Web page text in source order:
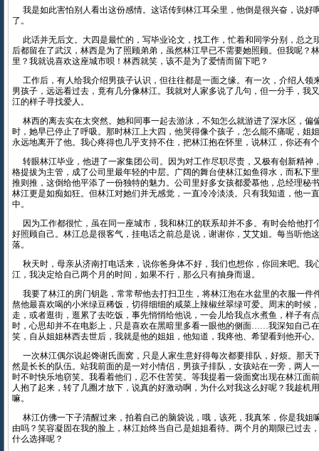
我是如此害怕别人看出这份感情。这话传到林江耳朵里，他倒是很兴奋，说好
了。
此话并无后文。大四是最忙的，写毕业论文，找工作，忙着和同学分别，总之
后都留在了武汉，林西是为了照顾弟弟，虽然林江早已不需要她照顾。但我呢？
里？我就说喜欢这座城市呗！林西就笑，该不是为了爱情而留下吧？
工作后，有人给我介绍男孩子认识，但往往都是一面之缘。有一次，介绍人领
男孩子，远远看过去，竟有几分像林江。我就对人家多说了几句，但一分手，我
江的样子寻找爱人。
林西的离去实在太突然。她和同事一起去游泳，不知怎么就游进了深水区，偏
时，她早已停止了呼吸。那时林江上大四，他哭得像个孩子，怎么能不痛呢，姐
永远地离开了他。我心疼得也几乎支持不住，把林江抱在怀里，说林江，你还有
转眼林江毕业，他进了一家集团公司。因为对工作尽职尽责，又极有创新精神
格提拔为主管，成了公司里最年轻的中层。广阔的舞台使林江如鱼得水，而私下
推则推，这倒给他平添了一份独特的魅力。公司里好多女孩都爱慕他，总经理秘
林江更是如痴如狂。但林江对她们并无感觉，一直冷冷淡淡。只有我知道，他一
中。
因为工作都很忙，虽在同一座城市，我和林江的联系却并不多。有时会给他打
好照顾自己。林江总是很客气，挂电话之前总是说，谢谢你，艾艾姐。每当听他
落。
秋天时，母亲从济南打电话来，说你爸身体不好，我们也想你，你回来吧。我
江，我决定给自己两个月的时间，如果不行，那么只有抽身而退。
我要了林江的房门钥匙，常常帮他去打扫卫生，将林江泡在水盆里的衣服一件
熬他最喜欢喝的小米绿豆稀饭，切得细细的咸菜上辣椒丝翠绿可爱。周末的时候
走，或者逛街，逛累了去吃饭，事先悄悄给他说，一会儿给我点水煮鱼，样子有
时，心思却并不在电影上，只是喜欢在黑暗里多看一眼他的侧面……我深知自己
笑，自从姐姐林西去世后，我就是他的姐姐，他知道，我疼他、希望看到他开心
一次林江偶尔说起馋谢氏面窝，只是人家生意好得每次都要排队，好烦。那天
然是长长的队伍。站我前面的是一对小情侣，男孩子排队，女孩站在一旁，两人
时不时快乐地窃笑。我看着他们，忍不住苦笑。等我提着一袋面窝出现在林江面
人抱了起来，转了几圈才放下，说真的好激动啊，为什么对我这么好呢？我趁机
嘛。
林江仿佛一下子清醒过来，拍着自己的脑袋说，哦，该死，我真笨，你是我姐
由吗？笑容凝固在我的脸上，林江始终当自己是姐姐看待。两个月的期限已过去
什么选择呢？